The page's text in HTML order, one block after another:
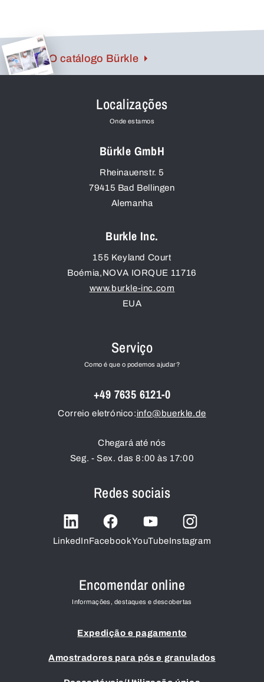
O catálogo Bürkle
Localizações
Onde estamos
Bürkle GmbH
Rheinauenstr. 5
79415 Bad Bellingen
Alemanha
Burkle Inc.
155 Keyland Court
Boémia,NOVA IORQUE 11716
www.burkle-inc.com
EUA
Serviço
Como é que o podemos ajudar?
+49 7635 6121-0
Correio eletrónico:info@buerkle.de
Chegará até nós
Seg. - Sex. das 8:00 às 17:00
Redes sociais
LinkedInFacebookYouTubeInstagram
Encomendar online
Informações, destaques e descobertas
Expedição e pagamento
Amostradores para pós e granulados